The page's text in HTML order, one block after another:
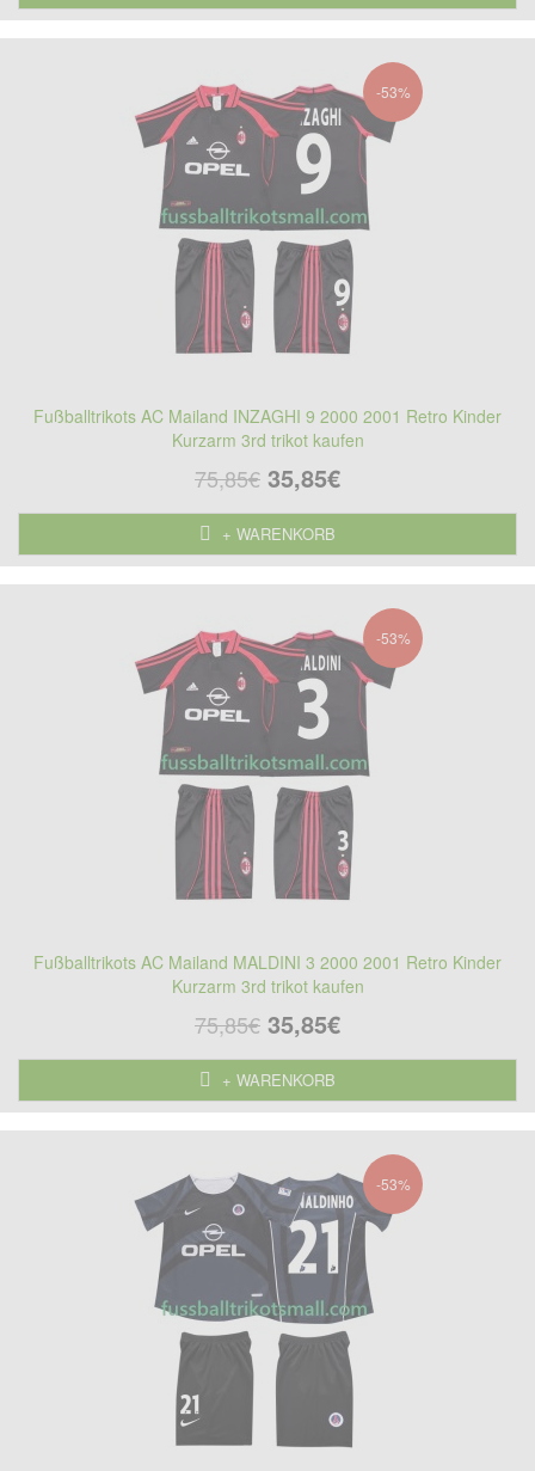
-53%
Fußballtrikots AC Mailand INZAGHI 9 2000 2001 Retro Kinder
Kurzarm 3rd trikot kaufen
75,85€ 35,85€
+ WARENKORB
-53%
Fußballtrikots AC Mailand MALDINI 3 2000 2001 Retro Kinder
Kurzarm 3rd trikot kaufen
75,85€ 35,85€
+ WARENKORB
-53%